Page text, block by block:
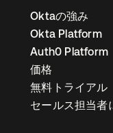
Oktaの強み
Okta Platform
Auth0 Platform
価格
無料トライアル
セールス担当者